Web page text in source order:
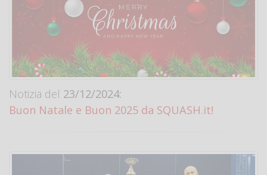
Notizia del 23/12/2024:
Buon Natale e Buon 2025 da SQUASH.it!